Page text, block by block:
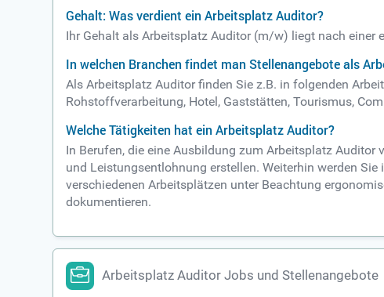
Gehalt: Was verdient ein Arbeitsplatz Auditor?
Ihr Gehalt als Arbeitsplatz Auditor (m/w) liegt nach einer
In welchen Branchen findet man Stellenangebote als
Als Arbeitsplatz Auditor finden Sie z.B. in folgenden
Rohstoffverarbeitung, Hotel, Gaststätten, Tourismus,
Welche Tätigkeiten hat ein Arbeitsplatz Auditor?
In Berufen, die eine Ausbildung zum Arbeitsplatz
und Leistungsentlohnung erstellen. Weiterhin werden
verschiedenen Arbeitsplätzen unter Beachtung
dokumentieren.
Arbeitsplatz Auditor Jobs und Stellenangebote